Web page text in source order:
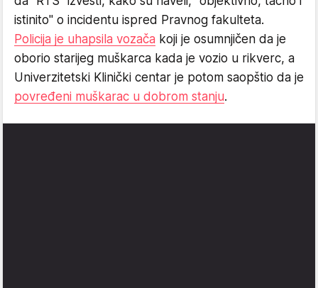
istinito" o incidentu ispred Pravnog fakulteta.
Policija je uhapsila vozača koji je osumnjičen da je
oborio starijeg muškarca kada je vozio u rikverc, a
Univerzitetski Klinički centar je potom saopštio da je
povređeni muškarac u dobrom stanju.